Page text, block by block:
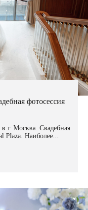
фотосессия
г. Москва. Свадебная
Plaza. Наиболее...